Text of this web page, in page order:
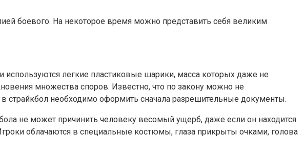
боевого. На некоторое время можно представить себя великим
используются легкие пластиковые шарики, масса которых даже не
множества споров. Известно, что по закону можно не
страйкбол необходимо оформить сначала разрешительные документы.
не может причинить человеку весомый ущерб, даже если он находится
облачаются в специальные костюмы, глаза прикрыты очками, голова